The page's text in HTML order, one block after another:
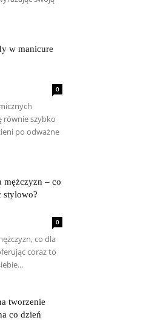
w manicure
0
równie szybko
po odważne
mężczyzn – co
stylowo?
0
co dla
coraz to
tworzenie
co dzień